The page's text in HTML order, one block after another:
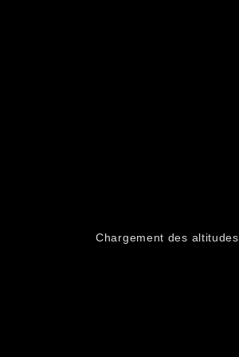
Chargement des altitudes